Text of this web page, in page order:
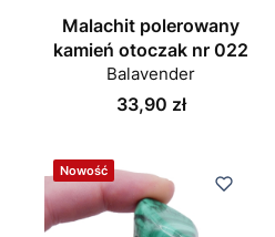
Malachit polerowany
kamień otoczak nr 022
Balavender
Cena
33,90 zł
Nowość